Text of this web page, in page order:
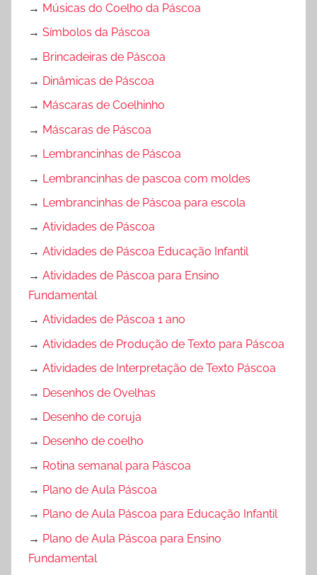
→ Músicas do Coelho da Páscoa
→ Símbolos da Páscoa
→ Brincadeiras de Páscoa
→ Dinâmicas de Páscoa
→ Máscaras de Coelhinho
→ Máscaras de Páscoa
→ Lembrancinhas de Páscoa
→ Lembrancinhas de pascoa com moldes
→ Lembrancinhas de Páscoa para escola
→ Atividades de Páscoa
→ Atividades de Páscoa Educação Infantil
→ Atividades de Páscoa para Ensino
Fundamental
→ Atividades de Páscoa 1 ano
→ Atividades de Produção de Texto para Páscoa
→ Atividades de Interpretação de Texto Páscoa
→ Desenhos de Ovelhas
→ Desenho de coruja
→ Desenho de coelho
→ Rotina semanal para Páscoa
→ Plano de Aula Páscoa
→ Plano de Aula Páscoa para Educação Infantil
→ Plano de Aula Páscoa para Ensino
Fundamental